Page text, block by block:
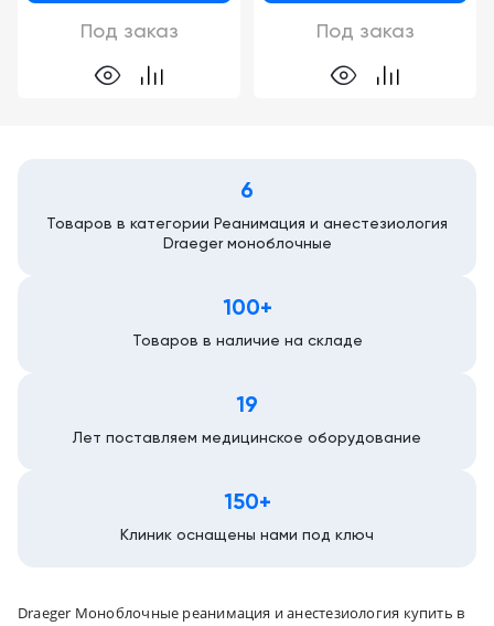
Под заказ Под заказ
6
Товаров в категории Реанимация и анестезиология
Draeger моноблочные
100+
Товаров в наличие на складе
19
Лет поставляем медицинское оборудование
150+
Клиник оснащены нами под ключ
Draeger Моноблочные реанимация и анестезиология купить в